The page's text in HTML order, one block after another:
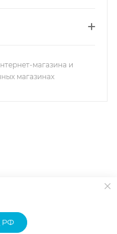
магазина и
магазинах
Списком
РФ